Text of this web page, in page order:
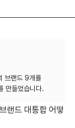
브랜드 9개를